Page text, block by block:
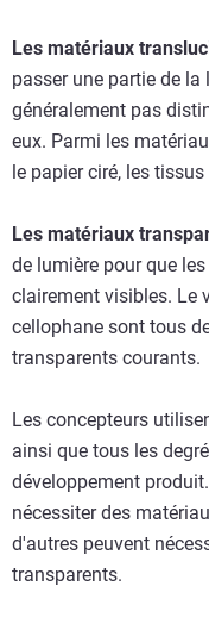
Les matériaux
passer une partie de
généralement pas
eux. Parmi les
le papier ciré, les
Les matériaux
de lumière pour que
clairement visibles. Le
cellophane sont tous
transparents courants.
Les concepteurs
ainsi que tous les
développement
nécessiter des
d'autres peuvent
transparents.